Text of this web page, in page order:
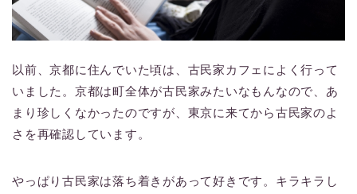
以前、京都に住んでいた頃は、古民家カフェによく行って
いました。京都は町全体が古民家みたいなもんなので、あ
まり珍しくなかったのですが、東京に来てから古民家のよ
さを再確認しています。
やっぱり古民家は落ち着きがあって好きです。キラキラし